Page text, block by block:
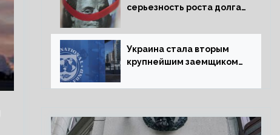
серьезность роста долга
Украина стала вторым
крупнейшим заемщиком